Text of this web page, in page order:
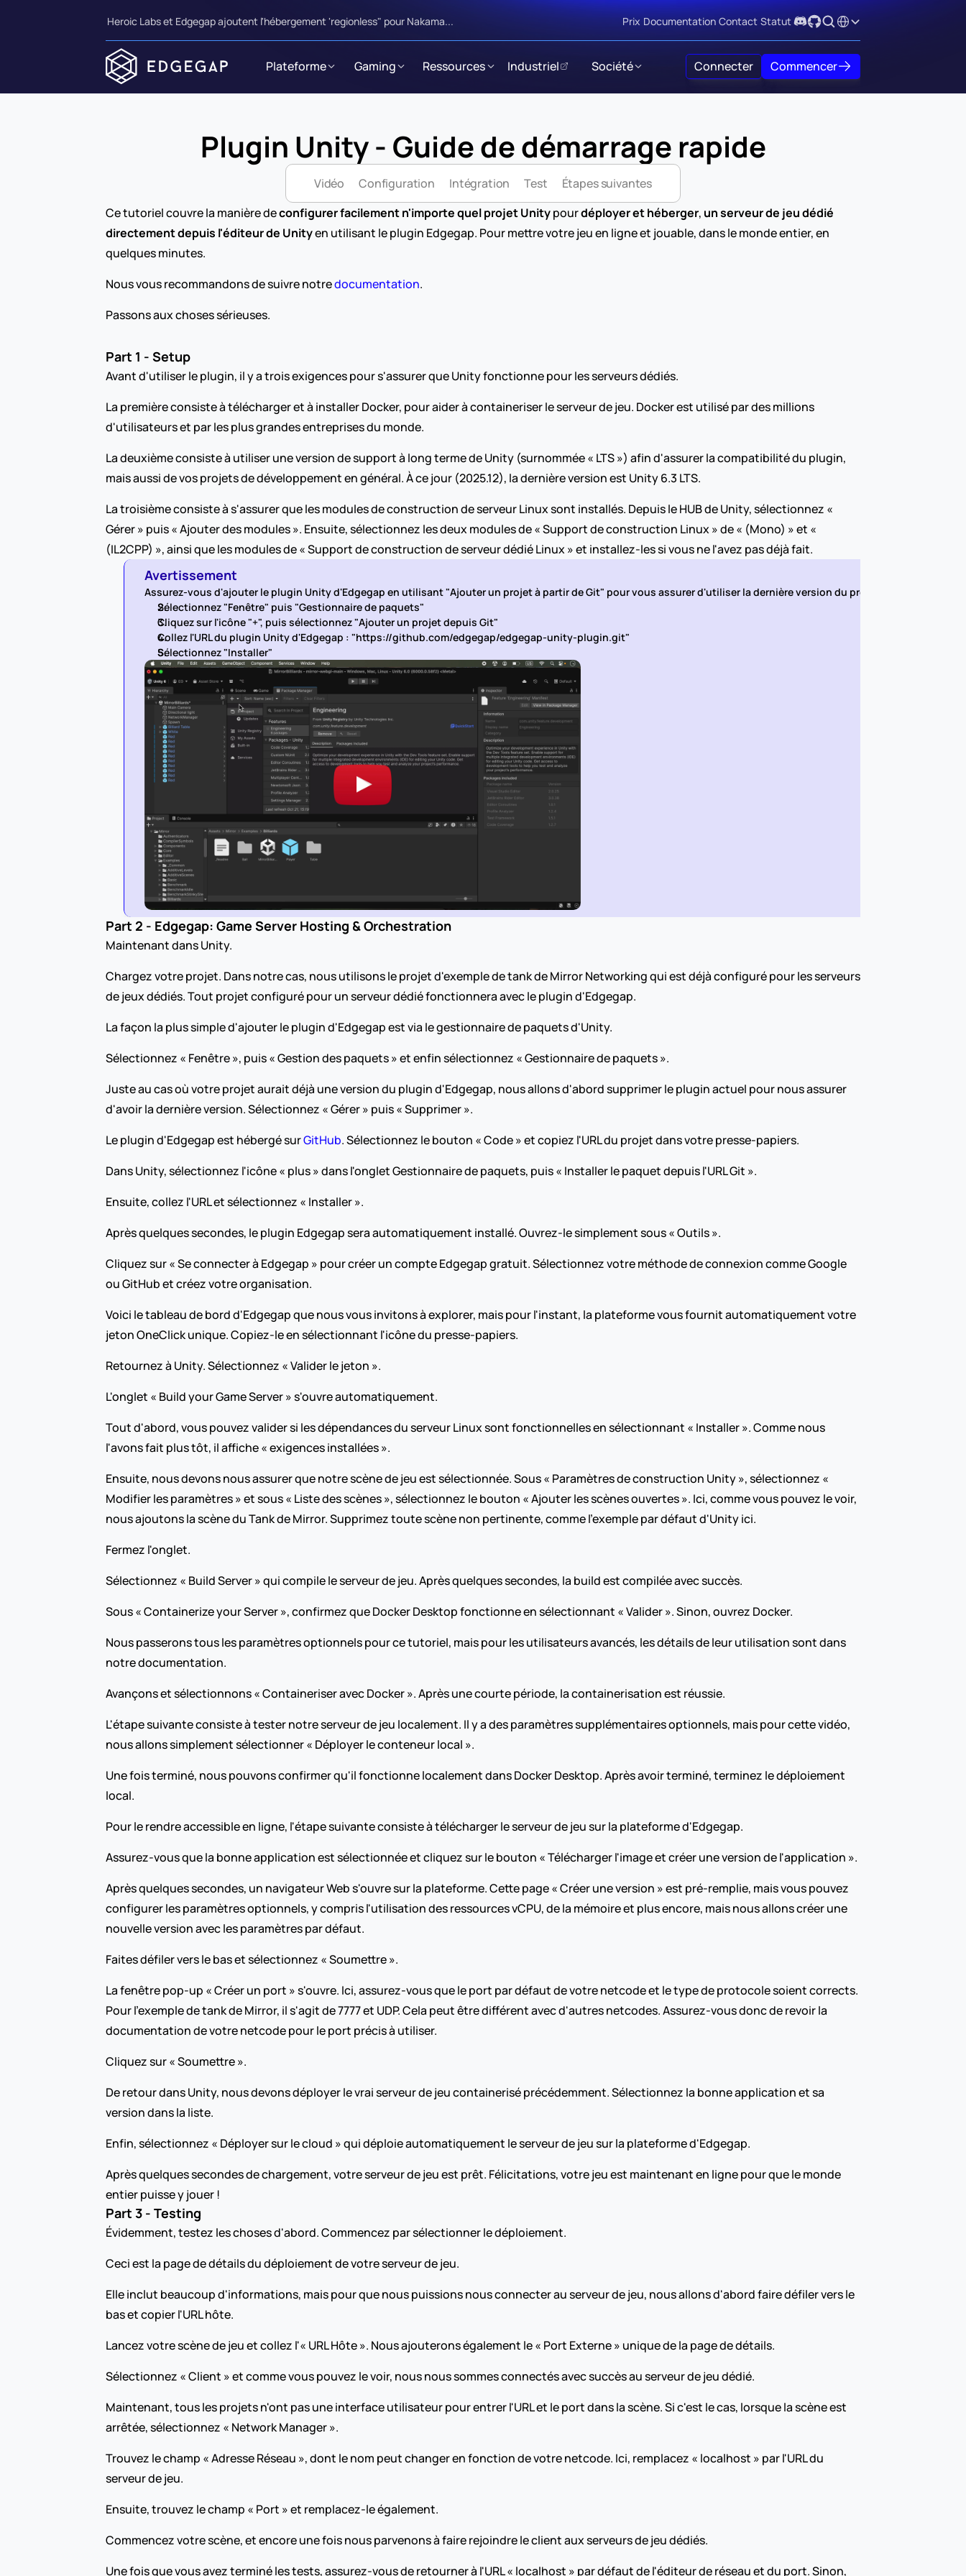
Heroic Labs et Edgegap ajoutent l'hébergement 'regionless" pour Nakama... Prix Documentation Contact Statut Select Language
Plateforme Gaming Ressources Industriel Société Connecter Commencer
Plugin Unity - Guide de démarrage rapide
Vidéo Configuration Intégration Test
Étapes suivantes
Ce tutoriel couvre la manière de configurer facilement n'importe quel projet Unity pour déployer et héberger, un serveur de jeu dédié
directement depuis l'éditeur de Unity en utilisant le plugin Edgegap. Pour mettre votre jeu en ligne et jouable, dans le monde entier, en
quelques minutes.
Nous vous recommandons de suivre notre documentation.
Passons aux choses sérieuses.
Part 1 - Setup
Avant d'utiliser le plugin, il y a trois exigences pour s'assurer que Unity fonctionne pour les serveurs dédiés.
La première consiste à télécharger et à installer Docker, pour aider à containeriser le serveur de jeu. Docker est utilisé par des millions
d'utilisateurs et par les plus grandes entreprises du monde.
La deuxième consiste à utiliser une version de support à long terme de Unity (surnommée « LTS ») afin d'assurer la compatibilité du plugin,
mais aussi de vos projets de développement en général. À ce jour (2025.12), la dernière version est Unity 6.3 LTS.
La troisième consiste à s'assurer que les modules de construction de serveur Linux sont installés. Depuis le HUB de Unity, sélectionnez «
Gérer » puis « Ajouter des modules ». Ensuite, sélectionnez les deux modules de « Support de construction Linux » de « (Mono) » et «
(IL2CPP) », ainsi que les modules de « Support de construction de serveur dédié Linux » et installez-les si vous ne l'avez pas déjà fait.
Avertissement
Assurez-vous d'ajouter le plugin Unity d'Edgegap en utilisant "Ajouter un projet à partir de Git" pour vous assurer d'utiliser la dernière version du projet.
Sélectionnez "Fenêtre" puis "Gestionnaire de paquets"
Cliquez sur l'icône "+", puis sélectionnez "Ajouter un projet depuis Git"
Collez l'URL du plugin Unity d'Edgegap : "https://github.com/edgegap/edgegap-unity-plugin.git"
Sélectionnez "Installer"
Part 2 - Edgegap: Game Server Hosting & Orchestration
Maintenant dans Unity.
Chargez votre projet. Dans notre cas, nous utilisons le projet d'exemple de tank de Mirror Networking qui est déjà configuré pour les serveurs
de jeux dédiés. Tout projet configuré pour un serveur dédié fonctionnera avec le plugin d'Edgegap.
La façon la plus simple d'ajouter le plugin d'Edgegap est via le gestionnaire de paquets d'Unity.
Sélectionnez « Fenêtre », puis « Gestion des paquets » et enfin sélectionnez « Gestionnaire de paquets ».
Juste au cas où votre projet aurait déjà une version du plugin d'Edgegap, nous allons d'abord supprimer le plugin actuel pour nous assurer
d'avoir la dernière version. Sélectionnez « Gérer » puis « Supprimer ».
Le plugin d'Edgegap est hébergé sur GitHub. Sélectionnez le bouton « Code » et copiez l'URL du projet dans votre presse-papiers.
Dans Unity, sélectionnez l'icône « plus » dans l'onglet Gestionnaire de paquets, puis « Installer le paquet depuis l'URL Git ».
Ensuite, collez l'URL et sélectionnez « Installer ».
Après quelques secondes, le plugin Edgegap sera automatiquement installé. Ouvrez-le simplement sous « Outils ».
Cliquez sur « Se connecter à Edgegap » pour créer un compte Edgegap gratuit. Sélectionnez votre méthode de connexion comme Google
ou GitHub et créez votre organisation.
Voici le tableau de bord d'Edgegap que nous vous invitons à explorer, mais pour l'instant, la plateforme vous fournit automatiquement votre
jeton OneClick unique. Copiez-le en sélectionnant l'icône du presse-papiers.
Retournez à Unity. Sélectionnez « Valider le jeton ».
L'onglet « Build your Game Server » s'ouvre automatiquement.
Tout d'abord, vous pouvez valider si les dépendances du serveur Linux sont fonctionnelles en sélectionnant « Installer ». Comme nous
l'avons fait plus tôt, il affiche « exigences installées ».
Ensuite, nous devons nous assurer que notre scène de jeu est sélectionnée. Sous « Paramètres de construction Unity », sélectionnez «
Modifier les paramètres » et sous « Liste des scènes », sélectionnez le bouton « Ajouter les scènes ouvertes ». Ici, comme vous pouvez le voir,
nous ajoutons la scène du Tank de Mirror. Supprimez toute scène non pertinente, comme l'exemple par défaut d'Unity ici.
Fermez l'onglet.
Sélectionnez « Build Server » qui compile le serveur de jeu. Après quelques secondes, la build est compilée avec succès.
Sous « Containerize your Server », confirmez que Docker Desktop fonctionne en sélectionnant « Valider ». Sinon, ouvrez Docker.
Nous passerons tous les paramètres optionnels pour ce tutoriel, mais pour les utilisateurs avancés, les détails de leur utilisation sont dans
notre documentation.
Avançons et sélectionnons « Containeriser avec Docker ». Après une courte période, la containerisation est réussie.
L'étape suivante consiste à tester notre serveur de jeu localement. Il y a des paramètres supplémentaires optionnels, mais pour cette vidéo,
nous allons simplement sélectionner « Déployer le conteneur local ».
Une fois terminé, nous pouvons confirmer qu'il fonctionne localement dans Docker Desktop. Après avoir terminé, terminez le déploiement
local.
Pour le rendre accessible en ligne, l'étape suivante consiste à télécharger le serveur de jeu sur la plateforme d'Edgegap.
Assurez-vous que la bonne application est sélectionnée et cliquez sur le bouton « Télécharger l'image et créer une version de l'application ».
Après quelques secondes, un navigateur Web s'ouvre sur la plateforme. Cette page « Créer une version » est pré-remplie, mais vous pouvez
configurer les paramètres optionnels, y compris l'utilisation des ressources vCPU, de la mémoire et plus encore, mais nous allons créer une
nouvelle version avec les paramètres par défaut.
Faites défiler vers le bas et sélectionnez « Soumettre ».
La fenêtre pop-up « Créer un port » s'ouvre. Ici, assurez-vous que le port par défaut de votre netcode et le type de protocole soient corrects.
Pour l'exemple de tank de Mirror, il s'agit de 7777 et UDP. Cela peut être différent avec d'autres netcodes. Assurez-vous donc de revoir la
documentation de votre netcode pour le port précis à utiliser.
Cliquez sur « Soumettre ».
De retour dans Unity, nous devons déployer le vrai serveur de jeu containerisé précédemment. Sélectionnez la bonne application et sa
version dans la liste.
Enfin, sélectionnez « Déployer sur le cloud » qui déploie automatiquement le serveur de jeu sur la plateforme d'Edgegap.
Après quelques secondes de chargement, votre serveur de jeu est prêt. Félicitations, votre jeu est maintenant en ligne pour que le monde
entier puisse y jouer !
Part 3 - Testing
Évidemment, testez les choses d'abord. Commencez par sélectionner le déploiement.
Ceci est la page de détails du déploiement de votre serveur de jeu.
Elle inclut beaucoup d'informations, mais pour que nous puissions nous connecter au serveur de jeu, nous allons d'abord faire défiler vers le
bas et copier l'URL hôte.
Lancez votre scène de jeu et collez l'« URL Hôte ». Nous ajouterons également le « Port Externe » unique de la page de détails.
Sélectionnez « Client » et comme vous pouvez le voir, nous nous sommes connectés avec succès au serveur de jeu dédié.
Maintenant, tous les projets n'ont pas une interface utilisateur pour entrer l'URL et le port dans la scène. Si c'est le cas, lorsque la scène est
arrêtée, sélectionnez « Network Manager ».
Trouvez le champ « Adresse Réseau », dont le nom peut changer en fonction de votre netcode. Ici, remplacez « localhost » par l'URL du
serveur de jeu.
Ensuite, trouvez le champ « Port » et remplacez-le également.
Commencez votre scène, et encore une fois nous parvenons à faire rejoindre le client aux serveurs de jeu dédiés.
Une fois que vous avez terminé les tests, assurez-vous de retourner à l'URL « localhost » par défaut de l'éditeur de réseau et du port. Sinon,